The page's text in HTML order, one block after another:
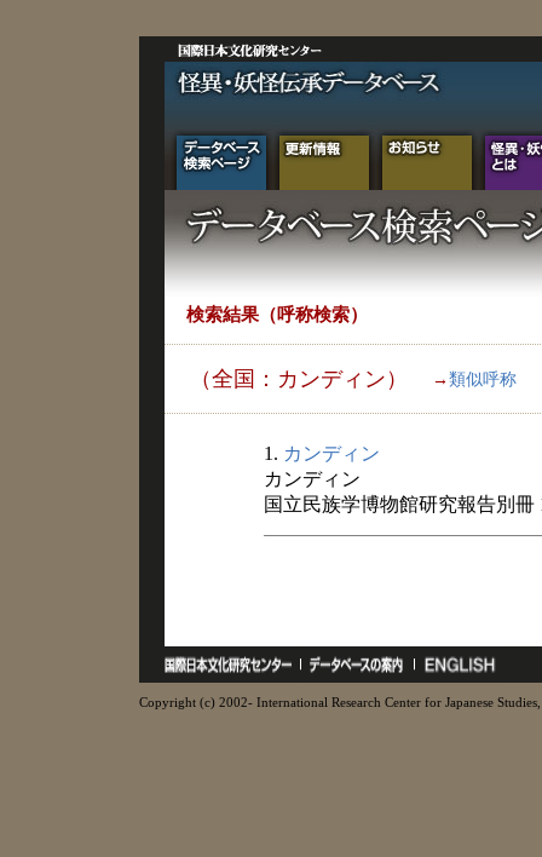
検索結果（呼称検索）
（全国：カンディン） → 類似呼称
1. カンディン
カンディン
国立民族学博物館研究報告別冊
Copyright (c) 2002- International Research Center for Japanese